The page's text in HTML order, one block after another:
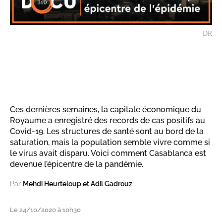
DR
Ces dernières semaines, la capitale économique du
Royaume a enregistré des records de cas positifs au
Covid-19. Les structures de santé sont au bord de la
saturation, mais la population semble vivre comme si
le virus avait disparu. Voici comment Casablanca est
devenue l’épicentre de la pandémie.
Par Mehdi Heurteloup et Adil Gadrouz
Le 24/10/2020 à 10h30